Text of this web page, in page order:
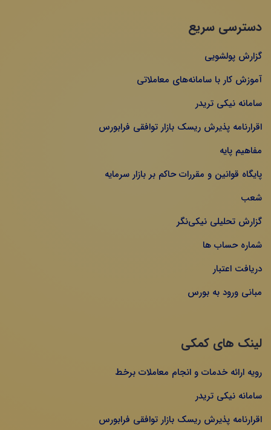
دسترسی سریع
گزارش پولشویی
آموزش کار با سامانه‌های معاملاتی
سامانه نیکی تریدر
اقرارنامه پذیرش ریسک بازار توافقی فرابورس
مفاهیم پایه
پایگاه قوانین و مقررات حاکم بر بازار سرمایه
شعب
گزارش تحلیلی نیکی‌نگر
شماره حساب ها
دریافت اعتبار
مبانی ورود به بورس
لینک های کمکی
رویه ارائه خدمات و انجام معاملات برخط
سامانه نیکی تریدر
اقرارنامه پذیرش ریسک بازار توافقی فرابورس